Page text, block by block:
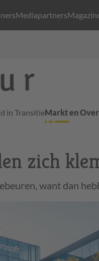
Mediapartners
in TransitieMarkt en
zich
want dan